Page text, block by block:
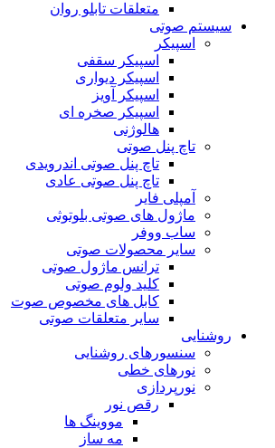
متعلقات تابلو روان
سیستم صوتی
اسپیکر
اسپیکر سقفی
اسپیکر دیواری
اسپیکر آویز
اسپیکر صخره ای
هالوژنی
تاچ پنل صوتی
تاچ پنل صوتی اندرویدی
تاچ پنل صوتی عادی
آمپلی فایر
ماژول های صوتی بلوتوثی
ساب ووفر
سایر محصولات صوتی
ترانس ماژول صوتی
کلید ولوم صوتی
کابل های مخصوص صوت
سایر متعلقات صوتی
روشنایی
سنسورهای روشنایی
نورهای خطی
نورپردازی
رقص نور
مووینگ ها
مه ساز